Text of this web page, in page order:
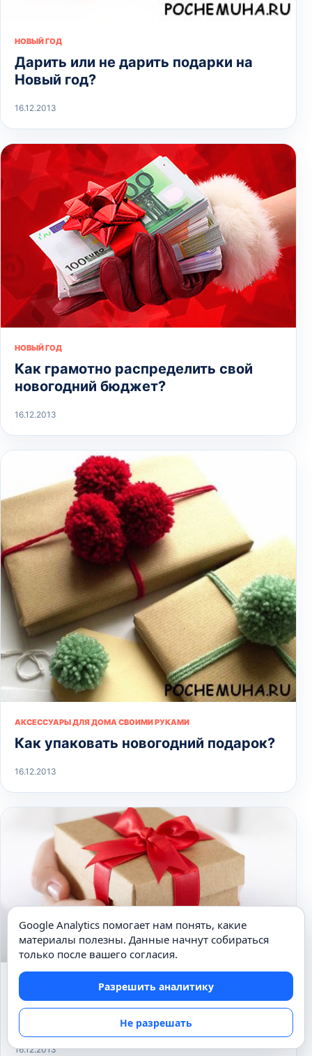
НОВЫЙ ГОД
Дарить или не дарить подарки на
Новый год?
16.12.2013
НОВЫЙ ГОД
Как грамотно распределить свой
новогодний бюджет?
16.12.2013
АКСЕССУАРЫ ДЛЯ ДОМА СВОИМИ РУКАМИ
Как упаковать новогодний подарок?
16.12.2013
Как правильно преподнести подарок
16.12.2013
Google Analytics помогает нам понять, какие
материалы полезны. Данные начнут собираться
только после вашего согласия.
Разрешить аналитику
Не разрешать